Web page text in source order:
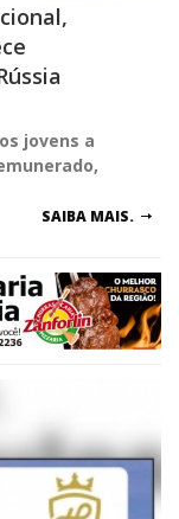
jovens a
SAIBA MAIS.